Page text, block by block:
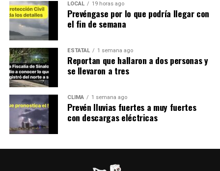
LOCAL 19 horas ago
Prevéngase por lo que podría llegar con
el fin de semana
ESTATAL 1 semana ago
Reportan que hallaron a dos personas y
se llevaron a tres
CLIMA 1 semana ago
Prevén lluvias fuertes a muy fuertes
con descargas eléctricas